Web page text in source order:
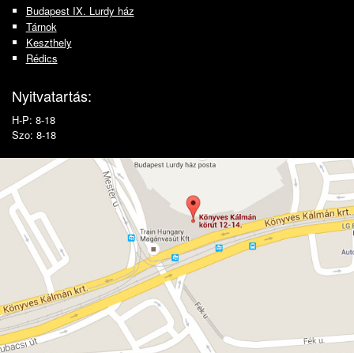
Budapest IX. Lurdy ház
Tárnok
Keszthely
Rédics
Nyitvatartás:
H-P: 8-18
Szo: 8-18